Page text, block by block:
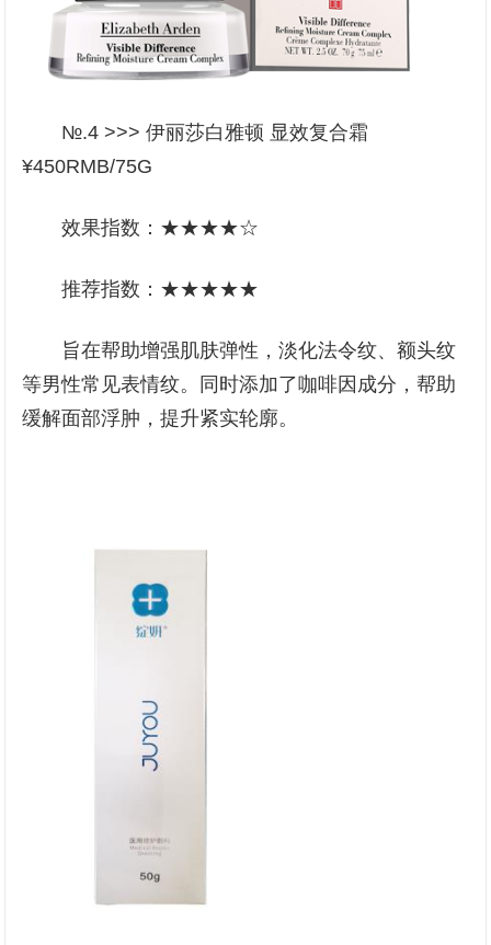
№.4 >>> 伊丽莎白雅顿 显效复合霜
¥450RMB/75G
效果指数：★★★★☆
推荐指数：★★★★★
旨在帮助增强肌肤弹性，淡化法令纹、额头纹
等男性常见表情纹。同时添加了咖啡因成分，帮助
缓解面部浮肿，提升紧实轮廓。